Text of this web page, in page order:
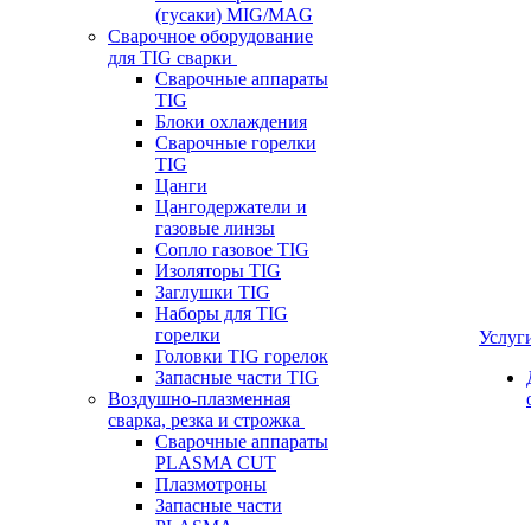
(гусаки) MIG/MAG
Сварочное оборудование
для TIG сварки
Сварочные аппараты
TIG
Блоки охлаждения
Сварочные горелки
TIG
Цанги
Цангодержатели и
газовые линзы
Сопло газовое TIG
Изоляторы TIG
Заглушки TIG
Наборы для TIG
горелки
Головки TIG горелок
Запасные части TIG
Воздушно-плазменная
сварка, резка и строжка
Сварочные аппараты
PLASMA CUT
Плазмотроны
Запасные части